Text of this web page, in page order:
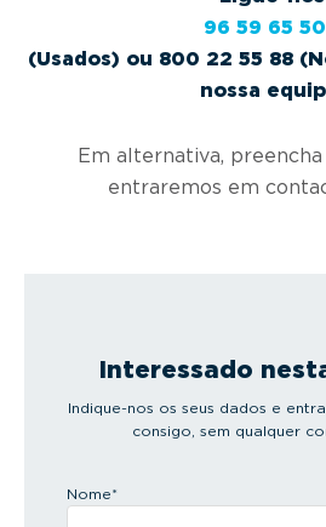
96 59 65
(Usados) ou 800 22 55 88
nossa
Em alternativa,
entraremos em
Interessado
Indique-nos os seus dados e
consigo, sem qualquer
Nome*